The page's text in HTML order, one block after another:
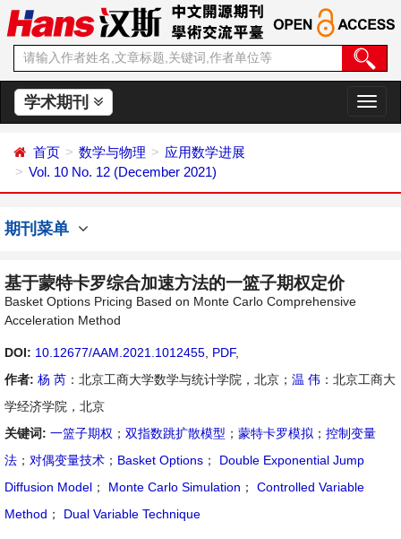
学术期刊
切
换
首页 数学与物理
应用数学进展
Vol. 10 No. 12 (December 2021)
期刊菜单
基于蒙特卡罗综合加速方法的一篮子期权定价
Basket Options Pricing Based on Monte Carlo Comprehensive
Acceleration Method
DOI: 10.12677/AAM.2021.1012455 PDF,
作者: 杨 芮 ：北京工商大学数学与统计学院，北京； 温 伟 ：北京工商大
学经济学院，北京
关键词: 一篮子期权 ； 双指数跳扩散模型 ； 蒙特卡罗模拟 ； 控制变量
法 ； 对偶变量技术 ； Basket Options ；
Double Exponential Jump
Diffusion Model ； Monte Carlo Simulation ；
Controlled Variable
Method ； Dual Variable Technique